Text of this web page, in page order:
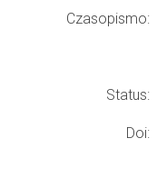
Czasopismo:
Status:
Doi: